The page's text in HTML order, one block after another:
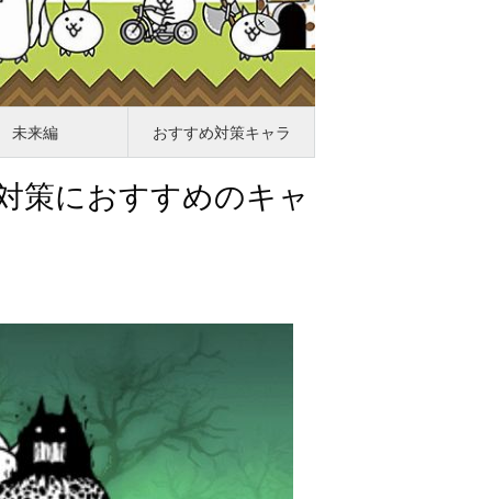
未来編 おすすめ対策キャラ
策におすすめのキャ